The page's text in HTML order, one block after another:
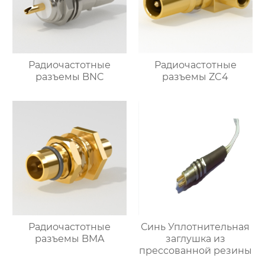
Радиочастотные
разъемы BNC
Радиочастотные
разъемы ZC4
Радиочастотные
разъемы BMA
Синь Уплотнительная
заглушка из
прессованной резины